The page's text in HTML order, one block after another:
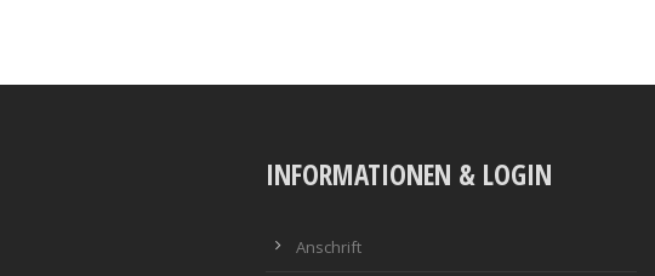
INFORMATIONEN & LOGIN
Anschrift